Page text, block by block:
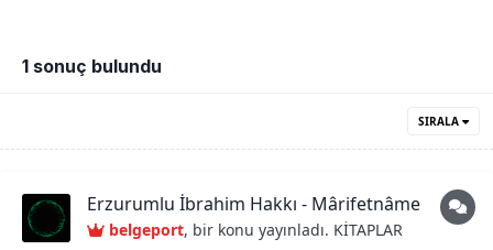
1 sonuç bulundu
SIRALA
Erzurumlu İbrahim Hakkı - Mârifetnâme
belgeport, bir konu yayınladı. KİTAPLAR